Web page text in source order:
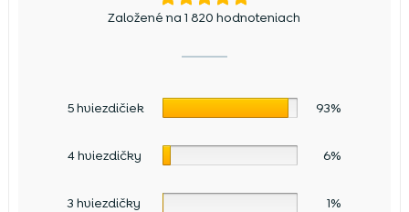
Založené na 1 820 hodnoteniach
5 hviezdičiek 93%
4 hviezdičky 6%
3 hviezdičky 1%